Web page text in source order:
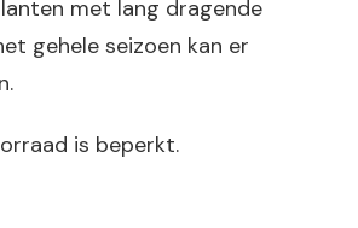
met lang dragende
gehele seizoen kan er
is beperkt.